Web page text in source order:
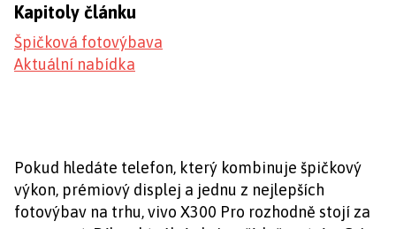
Kapitoly článku
Špičková fotovýbava
Aktuální nabídka
Pokud hledáte telefon, který kombinuje špičkový
výkon, prémiový displej a jednu z nejlepších
fotovýbav na trhu, vivo X300 Pro rozhodně stojí za